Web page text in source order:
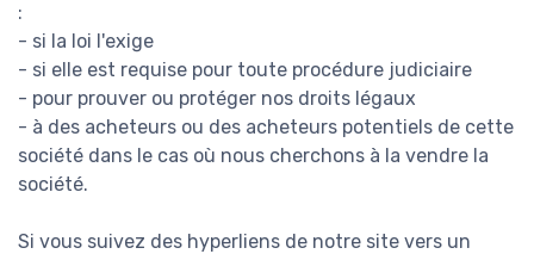
:
- si la loi l'exige
- si elle est requise pour toute procédure judiciaire
- pour prouver ou protéger nos droits légaux
- à des acheteurs ou des acheteurs potentiels de cette
société dans le cas où nous cherchons à la vendre la
société.
Si vous suivez des hyperliens de notre site vers un